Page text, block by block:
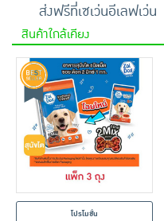
ส่งฟรีที่เซเว่นอีเลฟเว่น
สินค้าใกล้เคียง
โปรโมชั่น